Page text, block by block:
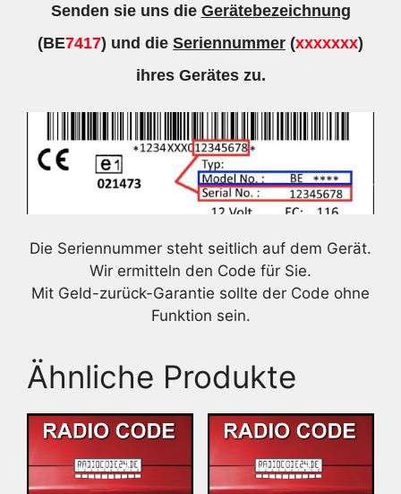
Senden sie uns die Gerätebezeichnung
(BE7417) und die Seriennummer (xxxxxxx)
ihres Gerätes zu.
Die Seriennummer steht seitlich auf dem Gerät.
Wir ermitteln den Code für Sie.
Mit Geld-zurück-Garantie sollte der Code ohne
Funktion sein.
Ähnliche Produkte